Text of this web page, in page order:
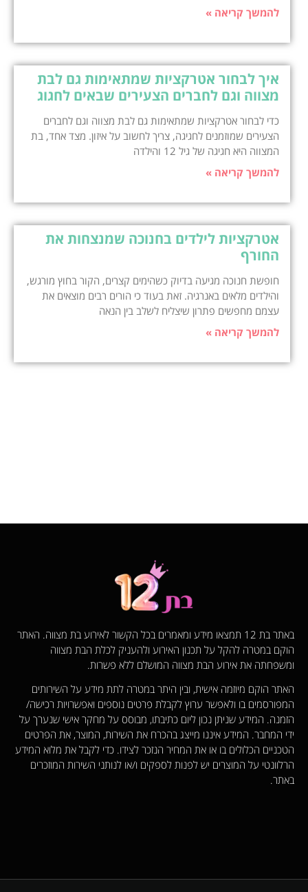
להמשך קריאה »
איך לבחור אטרקציות שמתאימות גם לבת
מצווה וגם לחברים הצעירים שבאים לחגוג
כדי לבחור אטרקציות שמתאימות גם לבת מצווה וגם לחברים
הצעירים שמוזמנים לחגיגה, צריך לחשוב על איזון. מצד אחד, בת
המצווה היא חגיגה של גיל 12 והילדה
להמשך קריאה »
אטרקציות לילדים בחנוכה שמנצחות את
החורף
חופשת חנוכה מגיעה בדיוק כשהימים קצרים, הקור בחוץ מורגש,
והילדים מלאים באנרגיה. זאת בעוד כי הורים רבים מוצאים את
עצמם מחפשים פתרון שיצליח לשלב בין הנאה
להמשך קריאה »
באתר בת 12 תמצאו מידע ומאמרים בכל הקשור לאירוע בת מצווה. האתר
הוקם במטרה להקל על תכנון האירוע ולהעניק לכלת הבת מצווה
ומשפחתה את אירוע הבת מצווה המושלם ללא פשרות.
האתר הוקם מיוזמה אישית, ובין היתר במטרה לתת מידע על השירותים
המפורסמים בו ולאפשר ערוץ לקבלת פרטים נוספים ואפשרויות רכישה/
הזמנה. המידע שניתן נכון ליום כתיבתו, מבוסס על מחקר אישי שנערך על
ידי המחבר. המידע איננו מייצג בהכרח את השירות, המוצר, את הפרטים
הטכניים הכלולים בו או את המחיר הנזכר לצידו. כדי לקבל את מלוא המידע
הרלוונטי על המוצרים יש לפנות לספקים ו/או לנותני השירות המוזכרים
באתר.